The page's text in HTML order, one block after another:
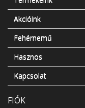
Akcióink
Fehérnemű
Hasznos
Kapcsolat
FIÓK